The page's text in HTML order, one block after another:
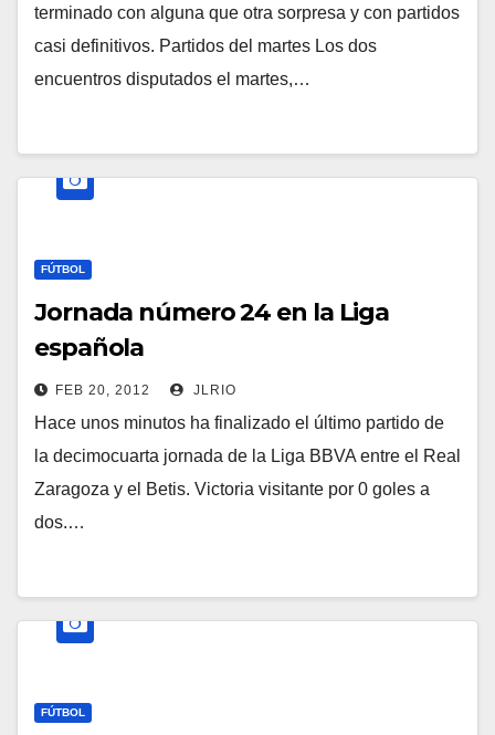
terminado con alguna que otra sorpresa y con partidos
casi definitivos. Partidos del martes Los dos
encuentros disputados el martes,…
FÚTBOL
Jornada número 24 en la Liga
española
FEB 20, 2012 JLRIO
Hace unos minutos ha finalizado el último partido de
la decimocuarta jornada de la Liga BBVA entre el Real
Zaragoza y el Betis. Victoria visitante por 0 goles a
dos.…
FÚTBOL